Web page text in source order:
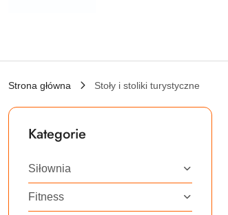
Strona główna Stoły i stoliki turystyczne
Kategorie
Siłownia
Fitness